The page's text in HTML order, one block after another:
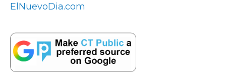
ElNuevoDia.com